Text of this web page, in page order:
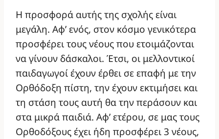
Η προσφορά αυτής της σχολής είναι
μεγάλη. Αφ’ ενός, στον κόσμο γενικότερα
προσφέρει τους νέους που ετοιμάζονται
να γίνουν δάσκαλοι. Έτσι, οι μελλοντικοί
παιδαγωγοί έχουν έρθει σε επαφή με την
Ορθόδοξη πίστη, την έχουν εκτιμήσει και
τη στάση τους αυτή θα την περάσουν και
στα μικρά παιδιά. Αφ’ ετέρου, σε μας τους
Ορθοδόξους έχει ήδη προσφέρει 3 νέους,